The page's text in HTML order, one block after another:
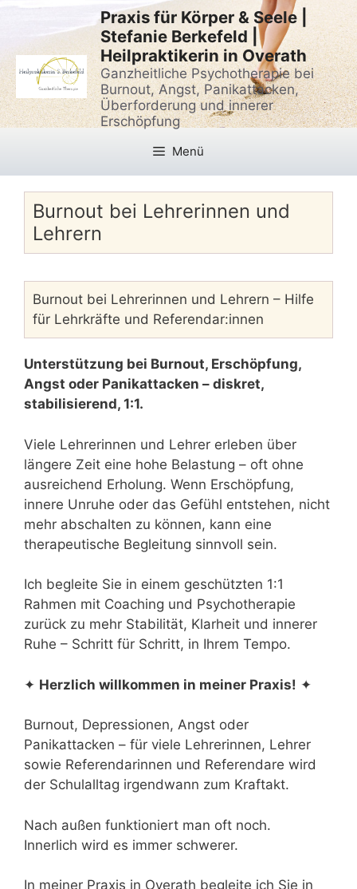
Zum
springen
Praxis für Körper & Seele |
Stefanie Berkefeld |
Heilpraktikerin in Overath
Ganzheitliche Psychotherapie bei
Burnout, Angst, Panikattacken,
Überforderung und innerer
Erschöpfung
Menü
Burnout bei Lehrerinnen und
Lehrern
Burnout bei Lehrerinnen und Lehrern – Hilfe
für Lehrkräfte und Referendar:innen
Unterstützung bei Burnout, Erschöpfung,
Angst oder Panikattacken – diskret,
stabilisierend, 1:1.
Viele Lehrerinnen und Lehrer erleben über
längere Zeit eine hohe Belastung – oft ohne
ausreichend Erholung. Wenn Erschöpfung,
innere Unruhe oder das Gefühl entstehen, nicht
mehr abschalten zu können, kann eine
therapeutische Begleitung sinnvoll sein.
Ich begleite Sie in einem geschützten 1:1
Rahmen mit Coaching und Psychotherapie
zurück zu mehr Stabilität, Klarheit und innerer
Ruhe – Schritt für Schritt, in Ihrem Tempo.
✦ Herzlich willkommen in meiner Praxis! ✦
Burnout, Depressionen, Angst oder
Panikattacken – für viele Lehrerinnen, Lehrer
sowie Referendarinnen und Referendare wird
der Schulalltag irgendwann zum Kraftakt.
Nach außen funktioniert man oft noch.
Innerlich wird es immer schwerer.
In meiner Praxis in Overath begleite ich Sie in